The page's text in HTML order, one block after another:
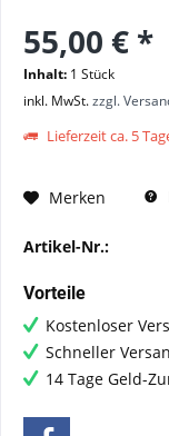
55,00 € *
Inhalt: 1 Stück
inkl. MwSt.zzgl.
Lieferzeit ca. 5
Merken
Artikel-Nr.:
Vorteile
Kostenloser
Schneller
14 Tage Geld-